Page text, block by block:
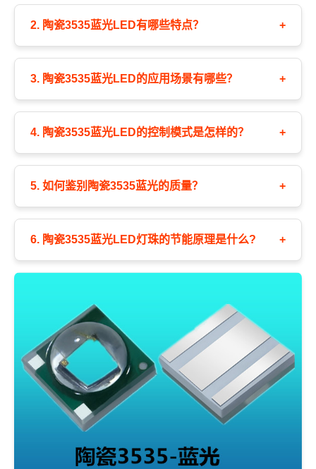
2. 陶瓷3535蓝光LED有哪些特点？ +
3. 陶瓷3535蓝光LED的应用场景有哪些？ +
4. 陶瓷3535蓝光LED的控制模式是怎样的？ +
5. 如何鉴别陶瓷3535蓝光的质量？ +
6. 陶瓷3535蓝光LED灯珠的节能原理是什么? +